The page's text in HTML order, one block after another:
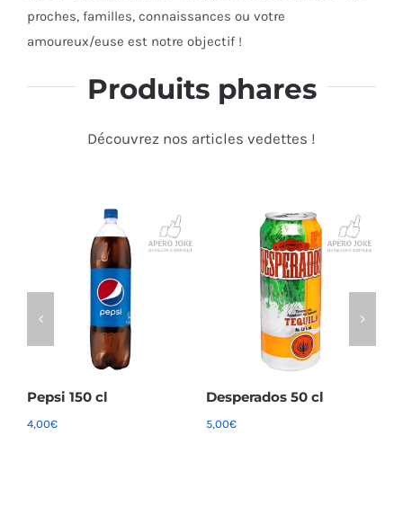
proches, familles, connaissances ou votre
amoureux/euse est notre objectif !
Produits phares
Découvrez nos articles vedettes !
Pepsi 150 cl
4,00€
Desperados 50 cl
5,00€